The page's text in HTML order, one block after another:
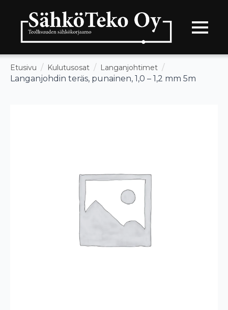
Etusivu Kulutusosat Langanjohtimet
Langanjohdin teräs, punainen, 1,0 – 1,2 mm 5m